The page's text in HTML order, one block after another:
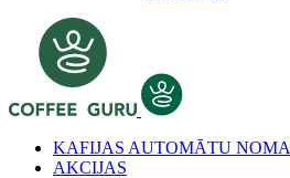
KAFIJAS AUTOMĀTU NOMA
AKCIJAS